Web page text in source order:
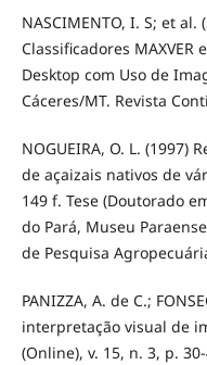
NASCIMENTO, I. S; et
Classificadores
Desktop com Uso de
Cáceres/MT. Revista
NOGUEIRA, O. L. (1997)
de açaizais nativos de
149 f. Tese (Doutorado
do Pará, Museu
de Pesquisa
PANIZZA, A. de C.;
interpretação visual de
(Online), v. 15, n. 3, p.